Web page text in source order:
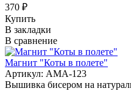
370 ₽
Купить
В закладки
В сравнение
Магнит "Коты в полете"
Артикул: АМА-123
Вышивка бисером на